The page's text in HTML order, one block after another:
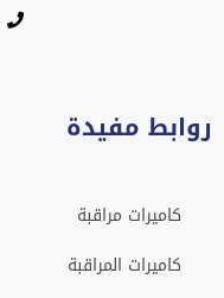
روابط مفيدة
كاميرات مراقبة
كاميرات المراقبة